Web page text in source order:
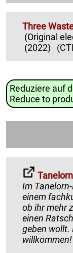
Three
(Original
(2022)
Reduziere auf
Reduce to
Im
einem
ob ihr mehr zu einem Produkt wissen wollt¸
einen
geben wollt.
willkommen!